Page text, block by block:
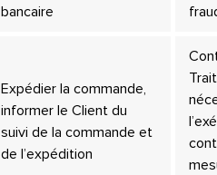
bancaire
Expédier la commande,
informer le Client du
suivi de la commande et
de l’expédition